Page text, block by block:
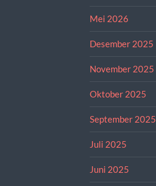
Mei 2026
Desember 2025
November 2025
Oktober 2025
September 2025
Juli 2025
Juni 2025